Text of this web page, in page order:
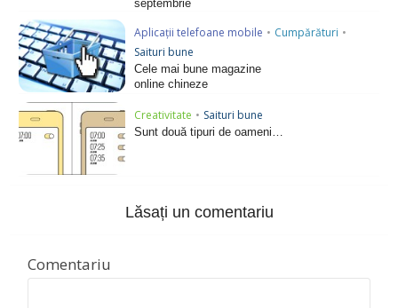
septembrie
Aplicații telefoane mobile • Cumpărături •
Saituri bune
Cele mai bune magazine
online chineze
Creativitate • Saituri bune
Sunt două tipuri de oameni…
Lăsați un comentariu
Comentariu